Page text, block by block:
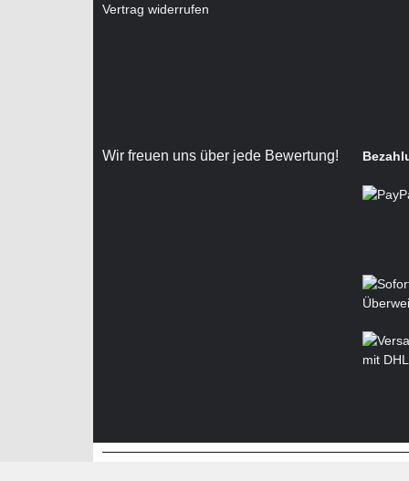
Vertrag widerrufen
Wir freuen uns über jede Bewertung!